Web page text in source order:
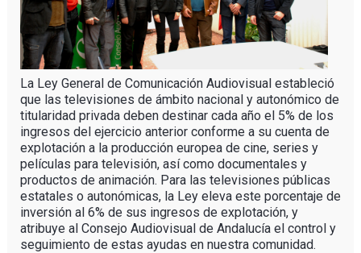
La Ley General de Comunicación Audiovisual estableció
que las televisiones de ámbito nacional y autonómico de
titularidad privada deben destinar cada año el 5% de los
ingresos del ejercicio anterior conforme a su cuenta de
explotación a la producción europea de cine, series y
películas para televisión, así como documentales y
productos de animación. Para las televisiones públicas
estatales o autonómicas, la Ley eleva este porcentaje de
inversión al 6% de sus ingresos de explotación, y
atribuye al Consejo Audiovisual de Andalucía el control y
seguimiento de estas ayudas en nuestra comunidad.